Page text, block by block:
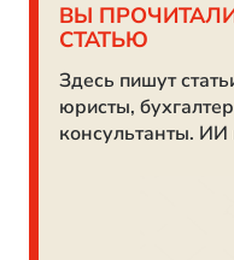
ВЫ
СТАТЬЮ
Здесь пишут
юристы,
консультанты. ИИ